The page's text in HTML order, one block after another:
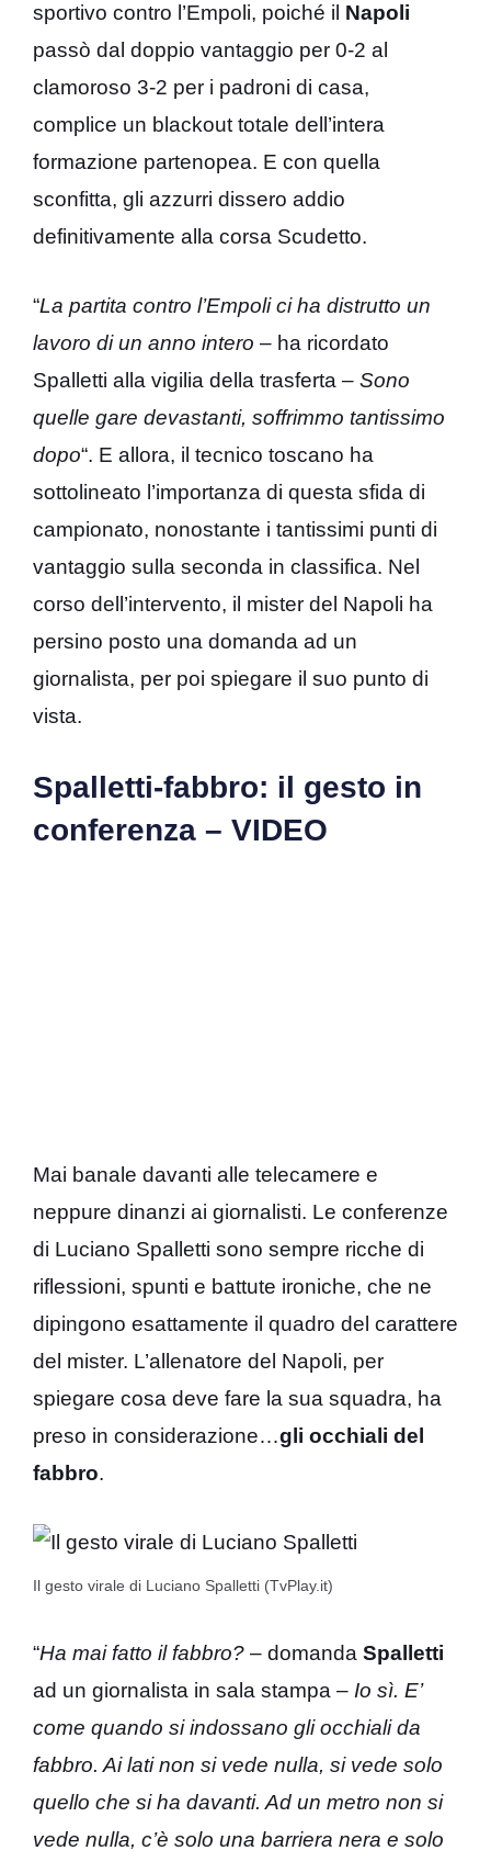
sportivo contro l’Empoli, poiché il Napoli
passò dal doppio vantaggio per 0-2 al
clamoroso 3-2 per i padroni di casa,
complice un blackout totale dell’intera
formazione partenopea. E con quella
sconfitta, gli azzurri dissero addio
definitivamente alla corsa Scudetto.
“La partita contro l’Empoli ci ha distrutto un
lavoro di un anno intero – ha ricordato
Spalletti alla vigilia della trasferta – Sono
quelle gare devastanti, soffrimmo tantissimo
dopo“. E allora, il tecnico toscano ha
sottolineato l’importanza di questa sfida di
campionato, nonostante i tantissimi punti di
vantaggio sulla seconda in classifica. Nel
corso dell’intervento, il mister del Napoli ha
persino posto una domanda ad un
giornalista, per poi spiegare il suo punto di
vista.
Spalletti-fabbro: il gesto in
conferenza – VIDEO
Mai banale davanti alle telecamere e
neppure dinanzi ai giornalisti. Le conferenze
di Luciano Spalletti sono sempre ricche di
riflessioni, spunti e battute ironiche, che ne
dipingono esattamente il quadro del carattere
del mister. L’allenatore del Napoli, per
spiegare cosa deve fare la sua squadra, ha
preso in considerazione…gli occhiali del
fabbro.
Il gesto virale di Luciano Spalletti (TvPlay.it)
“Ha mai fatto il fabbro? – domanda Spalletti
ad un giornalista in sala stampa – Io sì. E’
come quando si indossano gli occhiali da
fabbro. Ai lati non si vede nulla, si vede solo
quello che si ha davanti. Ad un metro non si
vede nulla, c’è solo una barriera nera e solo